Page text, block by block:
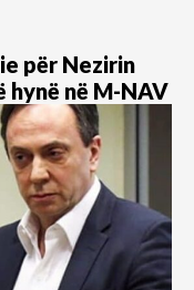
për Nezirin
në M-NAV